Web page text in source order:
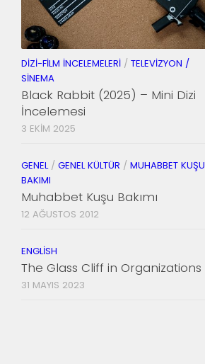
DIZI-FILM İNCELEMELERI / TELEVIZYON /
SINEMA
Black Rabbit (2025) – Mini Dizi
İncelemesi
3 EKIM 2025
GENEL/ GENEL KÜLTÜR / MUHABBET KUŞU
BAKIMI
Muhabbet Kuşu Bakımı
12 AĞUSTOS 2012
ENGLISH
The Glass Cliff in Organizations
31 MAYIS 2023